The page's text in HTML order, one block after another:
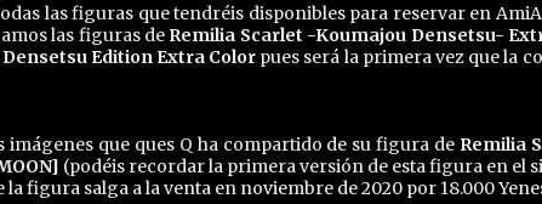
las figuras que tendréis disponibles para reservar en
las figuras de Remilia Scarlet -Koumajou Densetsu-
Edition Extra Color pues será la primera vez que la
imágenes que ques Q ha compartido de su figura de Remilia
(podéis recordar la primera versión de esta figura en el
la figura salga a la venta en noviembre de 2020 por 18.000